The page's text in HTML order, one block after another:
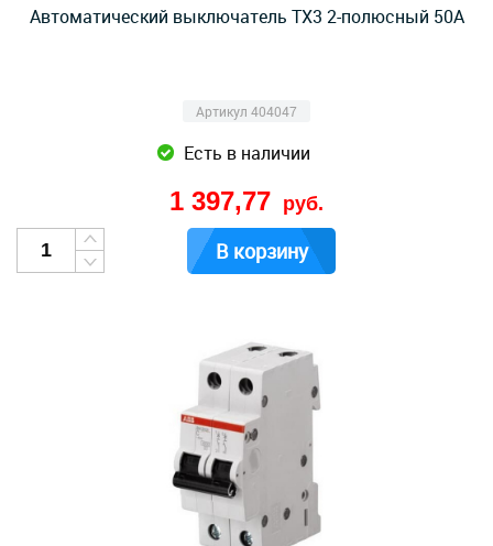
Автоматический выключатель TX3 2-полюсный 50А
Артикул 404047
Есть в наличии
1 397,77 руб.
В корзину